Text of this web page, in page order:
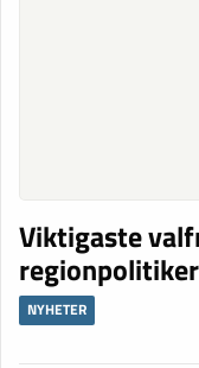
Viktigaste
NYHETER